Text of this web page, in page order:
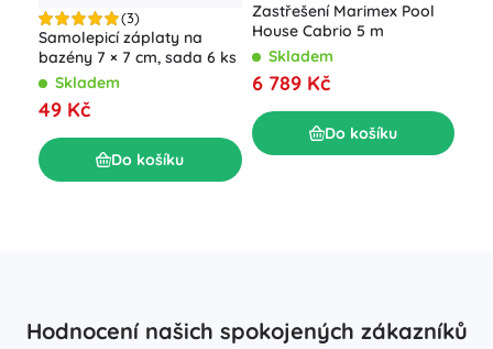
(3)
Samolepicí záplaty na
bazény 7 × 7 cm, sada 6 ks
Skladem
49 Kč
Do košíku
Zastřešení Marimex Pool
House Cabrio 5 m
Skladem
6 789 Kč
Do košíku
Hodnocení našich spokojených zákazníků